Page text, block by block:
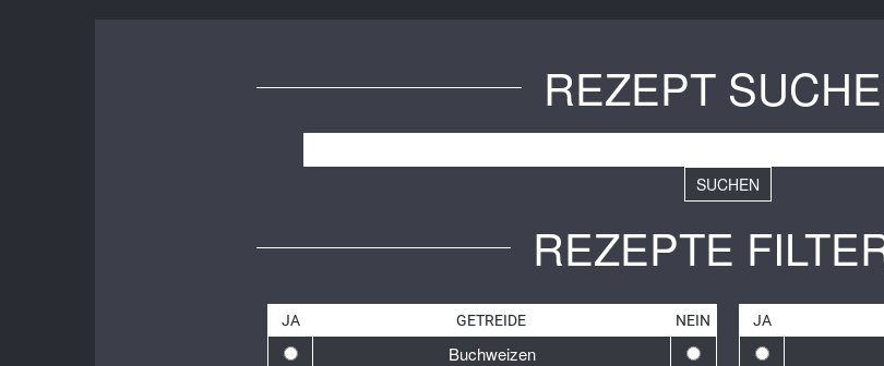
REZEPT
SUCHEN
REZEPTE
JA GETREIDE NEIN
Buchweizen
JA